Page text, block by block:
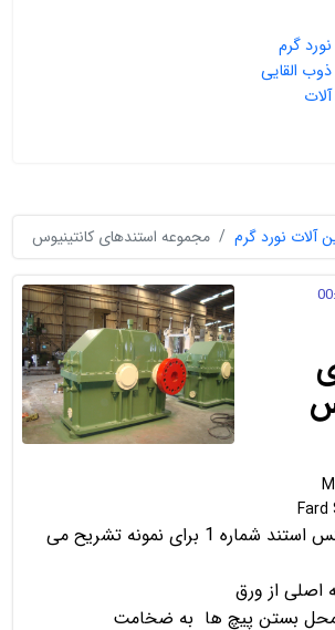
گرم
القایی
آلات نورد گرم مجموعه استندهای کانتینیوس
(E: 400 MM گیربکس استند شماره 1 برای نمونه تشریح می